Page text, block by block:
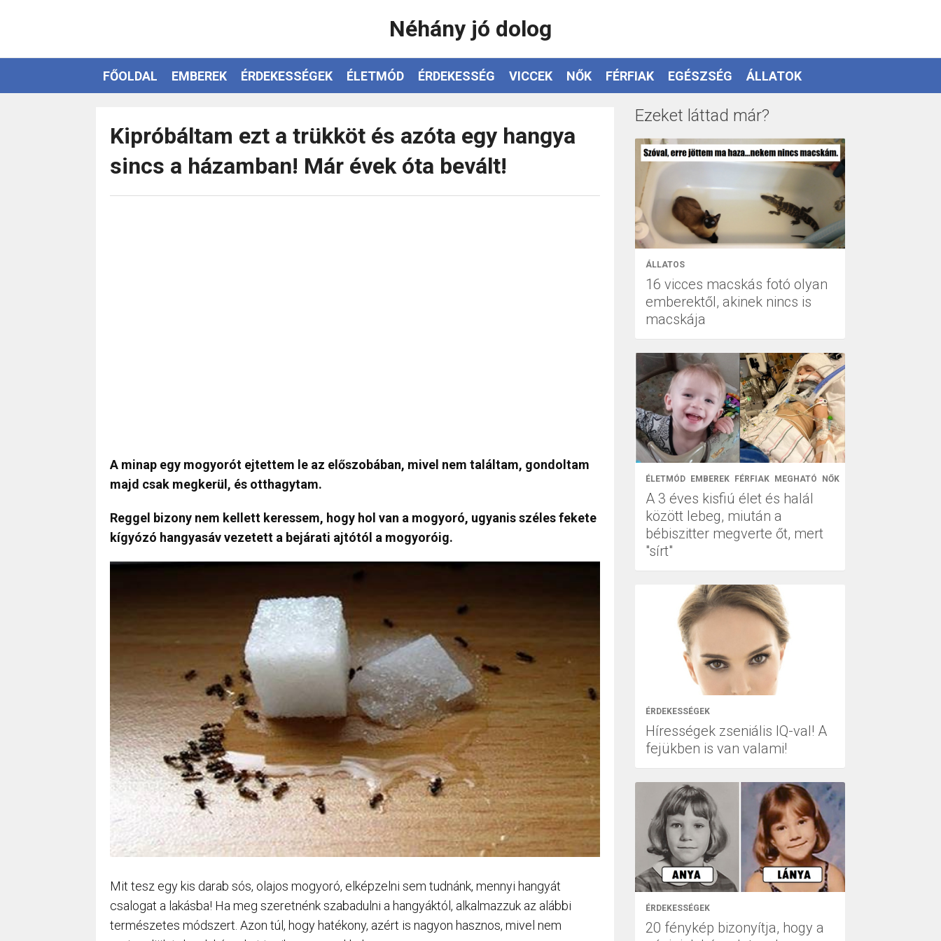
Néhány jó dolog
FŐOLDAL EMBEREK ÉRDEKESSÉGEK ÉLETMÓD ÉRDEKESSÉG VICCEK NŐK FÉRFIAK EGÉSZSÉG ÁLLATOK
Kipróbáltam ezt a trükköt és azóta egy hangya
sincs a házamban! Már évek óta bevált!
A minap egy mogyorót ejtettem le az előszobában, mivel nem találtam, gondoltam
majd csak megkerül, és otthagytam.
Reggel bizony nem kellett keressem, hogy hol van a mogyoró, ugyanis széles fekete
kígyózó hangyasáv vezetett a bejárati ajtótól a mogyoróig.
Mit tesz egy kis darab sós, olajos mogyoró, elképzelni sem tudnánk, mennyi hangyát
csalogat a lakásba! Ha meg szeretnénk szabadulni a hangyáktól, alkalmazzuk az alábbi
természetes módszert. Azon túl, hogy hatékony, azért is nagyon hasznos, mivel nem
Ezeket láttad már?
ÁLLATOS
16 vicces macskás fotó olyan
emberektől, akinek nincs is
macskája
ÉLETMÓD EMBEREK FÉRFIAK MEGHATÓ NŐK
A 3 éves kisfiú élet és halál
között lebeg, miután a
bébiszitter megverte őt, mert
"sírt"
ÉRDEKESSÉGEK
Hírességek zseniális IQ-val! A
fejükben is van valami!
ÉRDEKESSÉGEK
20 fénykép bizonyítja, hogy a